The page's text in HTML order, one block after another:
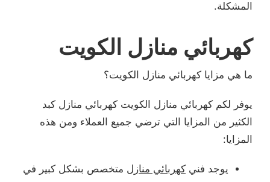
المشكلة.
كهربائي منازل الكويت
ما هي مزايا كهربائي منازل الكويت؟
يوفر لكم كهربائي منازل الكويت كهربائي منازل كبد
الكثير من المزايا التي ترضي جميع العملاء ومن هذه
المزايا:
يوجد فني كهربائي منازل متخصص بشكل كبير في